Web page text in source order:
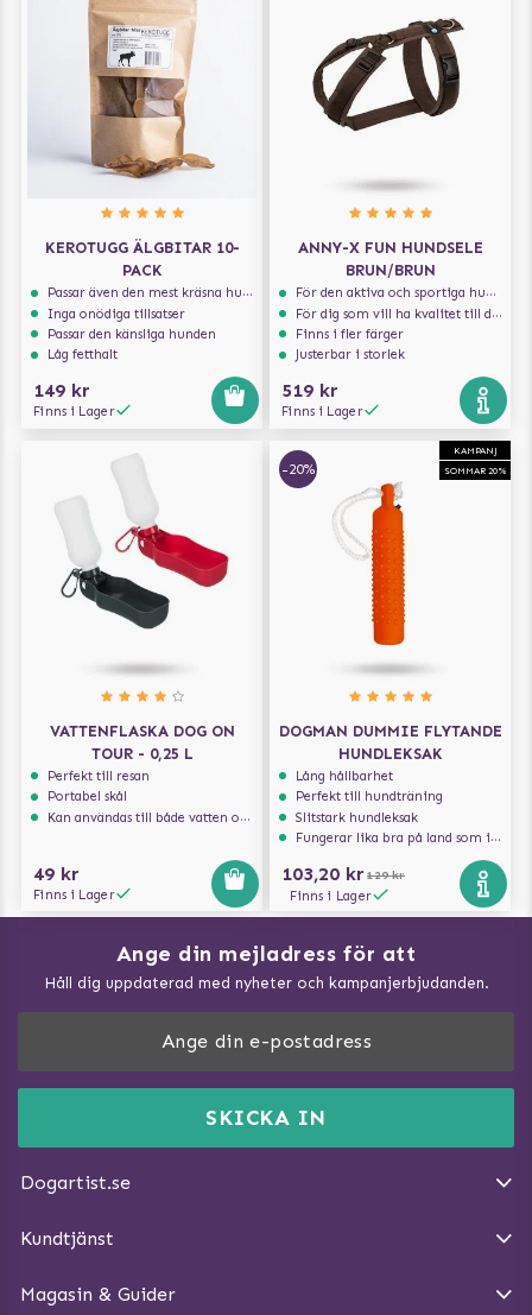
KEROTUGG ÄLGBITAR 10-
PACK
Passar även den mest kräsna hunden
Inga onödiga tillsatser
Passar den känsliga hunden
Låg fetthalt
149 kr
Finns i Lager
ANNY-X FUN HUNDSELE
BRUN/BRUN
För den aktiva och sportiga hunden
För dig som vill ha kvalitet till din hund!
Finns i fler färger
Justerbar i storlek
519 kr
Finns i Lager
VATTENFLASKA DOG ON
TOUR - 0,25 L
Perfekt till resan
Portabel skål
Kan användas till både vatten och mat
49 kr
Finns i Lager
KAMPANJ
SOMMAR 20%
-20%
DOGMAN DUMMIE FLYTANDE
HUNDLEKSAK
Lång hållbarhet
Perfekt till hundträning
Slitstark hundleksak
Fungerar lika bra på land som i vatten
103,20 kr 129 kr
Finns i Lager
Ange din mejladress för att
Håll dig uppdaterad med nyheter och kampanjerbjudanden.
SKICKA IN
Dogartist.se
DogArtist.se drivs av:
E-post:info@dogartist.se
Kundtjänst
Ångra Köp
Magasin & Guider
Vad kan hundar äta?
Träna Nose Work hemma
Så gör du promenaden roligare
Hundbäddar